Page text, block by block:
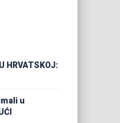
HRVATSKOJ:
u